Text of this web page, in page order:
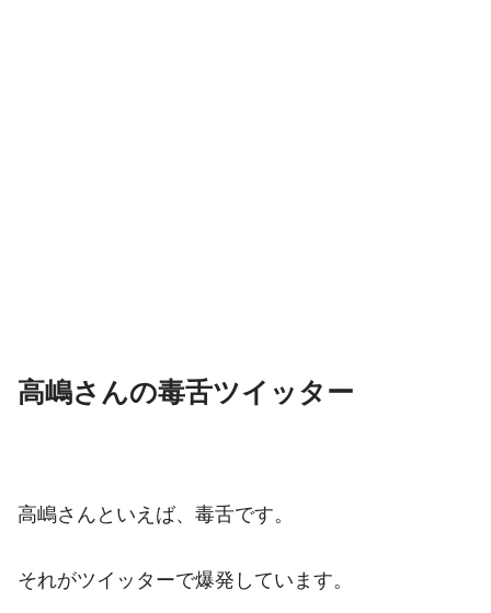
高嶋さんの毒舌ツイッター
高嶋さんといえば、毒舌です。
それがツイッターで爆発しています。